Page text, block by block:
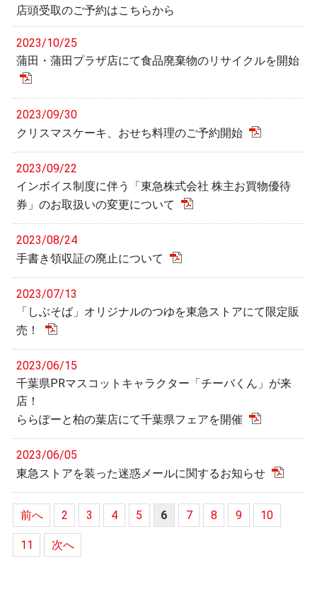
店頭受取のご予約はこちらから
2023/10/25
蒲田・蒲田プラザ店にて食品廃棄物のリサイクルを開始
2023/09/30
クリスマスケーキ、おせち料理のご予約開始
2023/09/22
インボイス制度に伴う「東急株式会社 株主お買物優待
券」のお取扱いの変更について
2023/08/24
手書き領収証の廃止について
2023/07/13
「しぶそば」オリジナルのつゆを東急ストアにて限定販
売！
2023/06/15
千葉県PRマスコットキャラクター「チーバくん」が来
店！
ららぽーと柏の葉店にて千葉県フェアを開催
2023/06/05
東急ストアを装った迷惑メールに関するお知らせ
前へ 2 3 4 5 6 7 8 9 10
11 次へ